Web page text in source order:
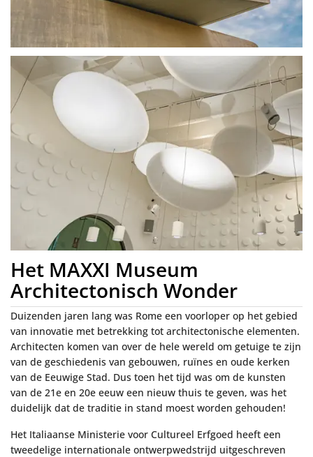
Het MAXXI Museum
Architectonisch Wonder
Duizenden jaren lang was Rome een voorloper op het gebied
van innovatie met betrekking tot architectonische elementen.
Architecten komen van over de hele wereld om getuige te zijn
van de geschiedenis van gebouwen, ruïnes en oude kerken
van de Eeuwige Stad. Dus toen het tijd was om de kunsten
van de 21e en 20e eeuw een nieuw thuis te geven, was het
duidelijk dat de traditie in stand moest worden gehouden!
Het Italiaanse Ministerie voor Cultureel Erfgoed heeft een
tweedelige internationale ontwerpwedstrijd uitgeschreven